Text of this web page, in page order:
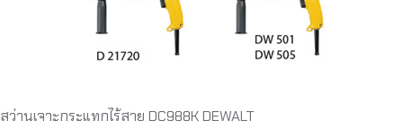
สว่านเจาะกระแทกไร้สาย DC988K DEWALT